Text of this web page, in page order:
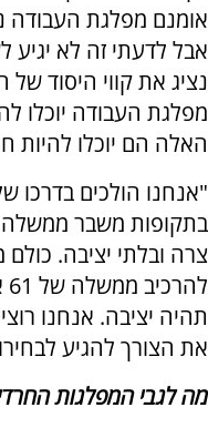
אומנם מפלגת העבודה
אבל לדעתי זה לא
נציג את קווי היסוד
מפלגת העבודה יוכלו
האלה הם יוכלו
"אנחנו הולכים בדרכו
בתקופות משבר ממשלה
צרה ובלתי יציבה.
תהיה יציבה. אנחנו
את הצורך להגיע
מה לגבי המפלגות